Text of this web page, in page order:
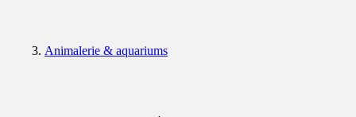
Animalerie & aquariums